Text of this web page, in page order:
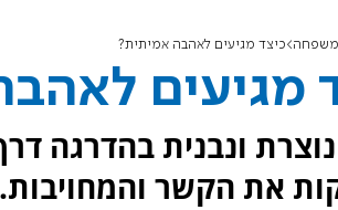
ומשפחה כיצד מגיעים לאהבה אמיתית?
מגיעים
ונבנית בהדרגה
את הקשר